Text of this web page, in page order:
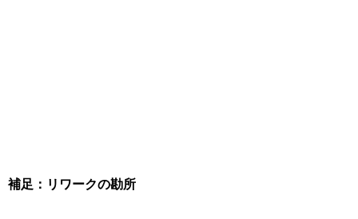
補足：リワークの勘所